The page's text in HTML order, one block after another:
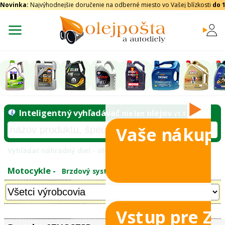
Novinka: Najvýhodnejšie doručenie na odberné miesto vo Vašej blízkosti do
2T
Vyhľadať náhradný diel - olejový filter -
Vaše nákupy
Vstup pre